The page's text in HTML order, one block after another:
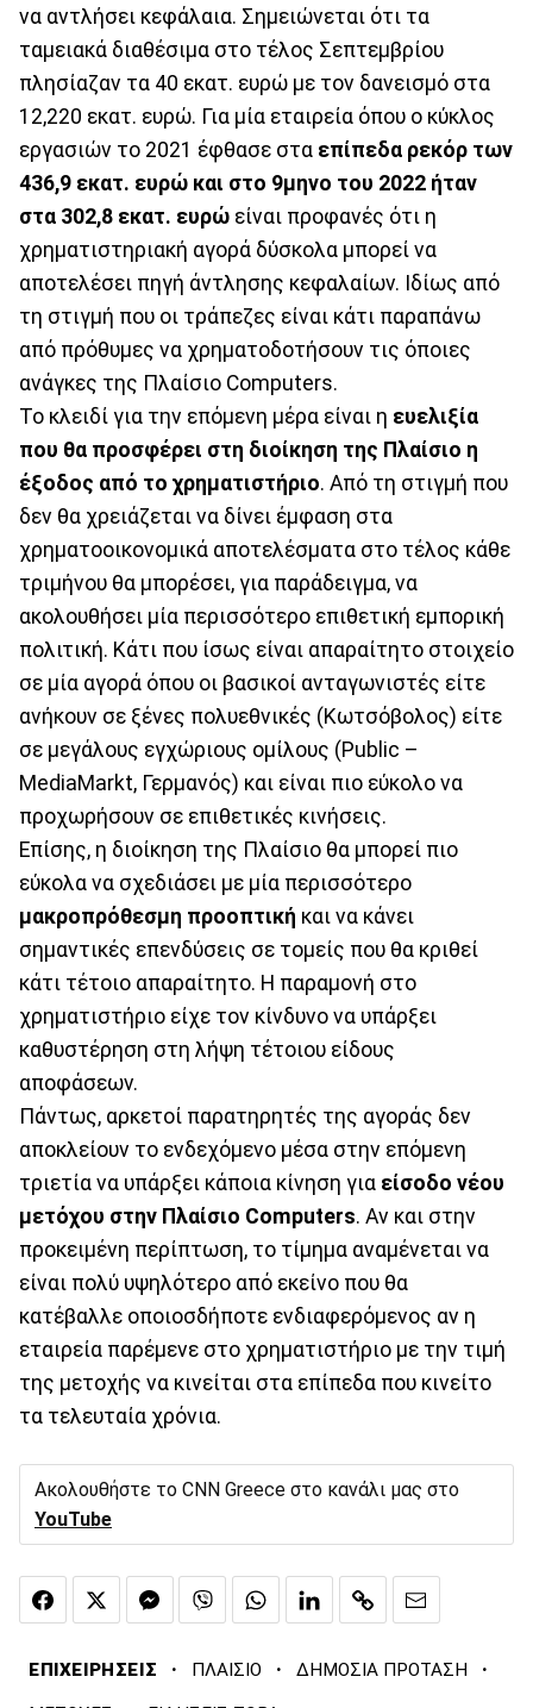
να αντλήσει κεφάλαια. Σημειώνεται ότι τα
ταμειακά διαθέσιμα στο τέλος Σεπτεμβρίου
πλησίαζαν τα 40 εκατ. ευρώ με τον δανεισμό στα
12,220 εκατ. ευρώ. Για μία εταιρεία όπου ο κύκλος
εργασιών το 2021 έφθασε στα επίπεδα ρεκόρ των
436,9 εκατ. ευρώ και στο 9μηνο του 2022 ήταν
στα 302,8 εκατ. ευρώ είναι προφανές ότι η
χρηματιστηριακή αγορά δύσκολα μπορεί να
αποτελέσει πηγή άντλησης κεφαλαίων. Ιδίως από
τη στιγμή που οι τράπεζες είναι κάτι παραπάνω
από πρόθυμες να χρηματοδοτήσουν τις όποιες
ανάγκες της Πλαίσιο Computers.
To κλειδί για την επόμενη μέρα είναι η ευελιξία
που θα προσφέρει στη διοίκηση της Πλαίσιο η
έξοδος από το χρηματιστήριο. Από τη στιγμή που
δεν θα χρειάζεται να δίνει έμφαση στα
χρηματοοικονομικά αποτελέσματα στο τέλος κάθε
τριμήνου θα μπορέσει, για παράδειγμα, να
ακολουθήσει μία περισσότερο επιθετική εμπορική
πολιτική. Κάτι που ίσως είναι απαραίτητο στοιχείο
σε μία αγορά όπου οι βασικοί ανταγωνιστές είτε
ανήκουν σε ξένες πολυεθνικές (Κωτσόβολος) είτε
σε μεγάλους εγχώριους ομίλους (Public –
MediaMarkt, Γερμανός) και είναι πιο εύκολο να
προχωρήσουν σε επιθετικές κινήσεις.
Επίσης, η διοίκηση της Πλαίσιο θα μπορεί πιο
εύκολα να σχεδιάσει με μία περισσότερο
μακροπρόθεσμη προοπτική και να κάνει
σημαντικές επενδύσεις σε τομείς που θα κριθεί
κάτι τέτοιο απαραίτητο. Η παραμονή στο
χρηματιστήριο είχε τον κίνδυνο να υπάρξει
καθυστέρηση στη λήψη τέτοιου είδους
αποφάσεων.
Πάντως, αρκετοί παρατηρητές της αγοράς δεν
αποκλείουν το ενδεχόμενο μέσα στην επόμενη
τριετία να υπάρξει κάποια κίνηση για είσοδο νέου
μετόχου στην Πλαίσιο Computers. Αν και στην
προκειμένη περίπτωση, το τίμημα αναμένεται να
είναι πολύ υψηλότερο από εκείνο που θα
κατέβαλλε οποιοσδήποτε ενδιαφερόμενος αν η
εταιρεία παρέμενε στο χρηματιστήριο με την τιμή
της μετοχής να κινείται στα επίπεδα που κινείτο
τα τελευταία χρόνια.
Ακολουθήστε το CNN Greece στο κανάλι μας στο
YouTube
ΕΠΙΧΕΙΡΗΣΕΙΣ · ΠΛΑΙΣΙΟ · ΔΗΜΟΣΙΑ ΠΡΟΤΑΣΗ ·